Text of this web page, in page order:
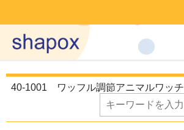
商品一覧
40-1001 ワッフル調節アニマルワッチ